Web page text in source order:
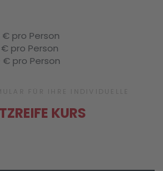
€ pro Person
€ pro Person
€ pro Person
KURS